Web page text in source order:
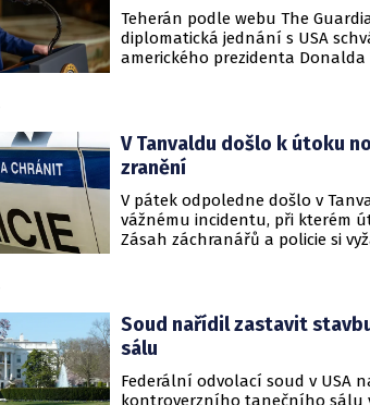
Teherán podle webu The
diplomatická jednání s USA
amerického prezidenta
rukojmími za prezidenta
V Tanvaldu došlo k útoku
zranění
V pátek odpoledne došlo v
vážnému incidentu, při kterém
Zásah záchranářů a policie si
Soud nařídil zastavit
sálu
Federální odvolací soud v USA
kontroverzního tanečního sálu